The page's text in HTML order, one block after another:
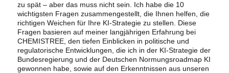
zu spät – aber das muss nicht sein. Ich habe die 10
wichtigsten Fragen zusammengestellt, die Ihnen helfen, die
richtigen Weichen für Ihre KI-Strategie zu stellen. Diese
Fragen basieren auf meiner langjährigen Erfahrung bei
CHEMISTREE, den tiefen Einblicken in politische und
regulatorische Entwicklungen, die ich in der KI-Strategie der
Bundesregierung und der Deutschen Normungsroadmap KI
gewonnen habe, sowie auf den Erkenntnissen aus unseren